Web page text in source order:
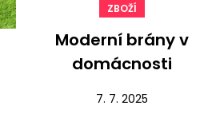
ZBOŽÍ
Moderní brány v
domácnosti
7. 7. 2025